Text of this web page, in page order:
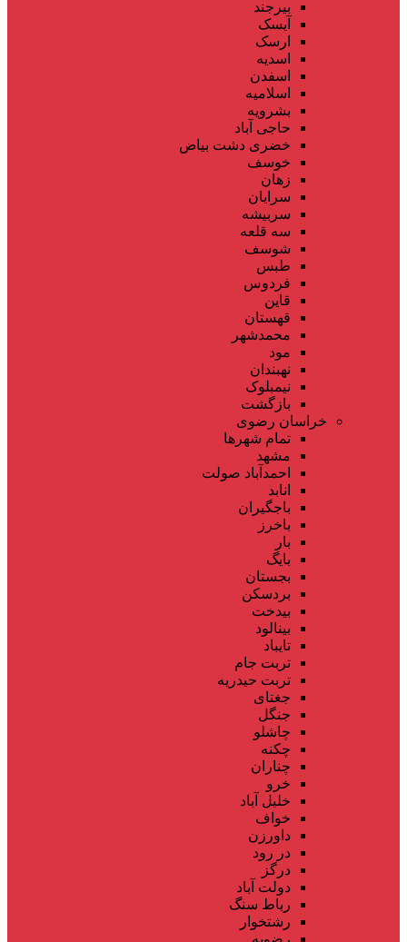
بیرجند
آیسک
ارسک
اسدیه
اسفدن
اسلامیه
بشرویه
حاجی آباد
خضری دشت بیاض
خوسف
زهان
سرایان
سربیشه
سه قلعه
شوسف
طبس
فردوس
قاین
قهستان
محمدشهر
مود
نهبندان
نیمبلوک
بازگشت
خراسان رضوی
تمام شهر‌ها
مشهد
احمدآباد صولت
انابد
باجگیران
باخرز
بار
بایگ
بجستان
بردسکن
بیدخت
بینالود
تایباد
تربت جام
تربت حیدریه
جغتای
جنگل
چاشلو
چکنه
چناران
خرو
خلیل آباد
خواف
داورزن
در رود
درگز
دولت آباد
رباط سنگ
رشتخوار
رضویه